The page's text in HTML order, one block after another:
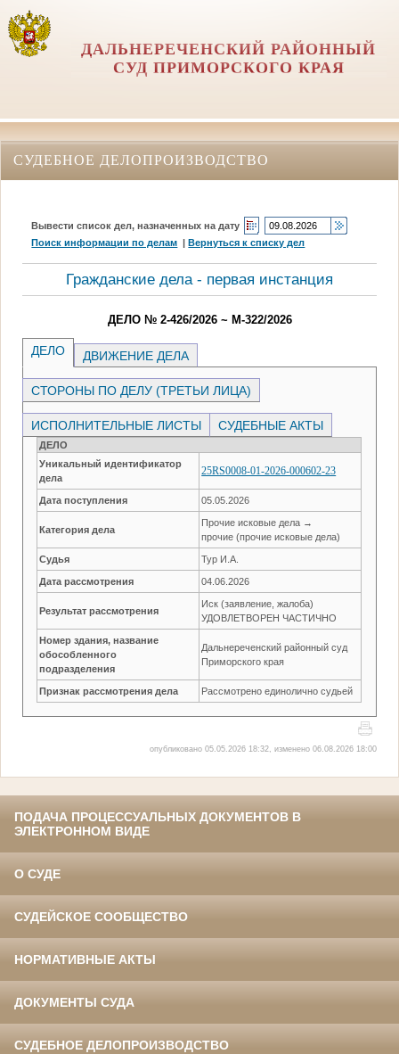
ДАЛЬНЕРЕЧЕНСКИЙ РАЙОННЫЙ
СУД ПРИМОРСКОГО КРАЯ
СУДЕБНОЕ ДЕЛОПРОИЗВОДСТВО
Вывести список дел, назначенных на дату
Поиск информации по делам |Вернуться к списку дел
Гражданские дела - первая инстанция
ДЕЛО № 2-426/2026 ~ М-322/2026
ДЕЛО ДВИЖЕНИЕ ДЕЛА
СТОРОНЫ ПО ДЕЛУ (ТРЕТЬИ ЛИЦА)
ИСПОЛНИТЕЛЬНЫЕ ЛИСТЫ СУДЕБНЫЕ АКТЫ
ДЕЛО
Уникальный идентификатор
дела
25RS0008-01-2026-000602-23
Дата поступления 05.05.2026
Категория дела
Прочие исковые дела →
прочие (прочие исковые дела)
Судья Тур И.А.
Дата рассмотрения 04.06.2026
Результат рассмотрения
Иск (заявление, жалоба)
УДОВЛЕТВОРЕН ЧАСТИЧНО
Номер здания, название
обособленного
подразделения
Дальнереченский районный суд
Приморского края
Признак рассмотрения дела Рассмотрено единолично судьей
опубликовано 05.05.2026 18:32, изменено 06.08.2026 18:00
ПОДАЧА ПРОЦЕССУАЛЬНЫХ ДОКУМЕНТОВ В
ЭЛЕКТРОННОМ ВИДЕ
О СУДЕ
СУДЕЙСКОЕ СООБЩЕСТВО
НОРМАТИВНЫЕ АКТЫ
ДОКУМЕНТЫ СУДА
СУДЕБНОЕ ДЕЛОПРОИЗВОДСТВО